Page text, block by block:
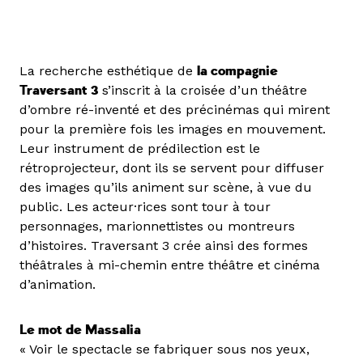
La recherche esthétique de la compagnie
Traversant 3 s’inscrit à la croisée d’un théâtre
d’ombre ré-inventé et des précinémas qui mirent
pour la première fois les images en mouvement.
Leur instrument de prédilection est le
rétroprojecteur, dont ils se servent pour diffuser
des images qu’ils animent sur scène, à vue du
public. Les acteur·rices sont tour à tour
personnages, marionnettistes ou montreurs
d’histoires. Traversant 3 crée ainsi des formes
théâtrales à mi-chemin entre théâtre et cinéma
d’animation.
Le mot de Massalia
« Voir le spectacle se fabriquer sous nos yeux,